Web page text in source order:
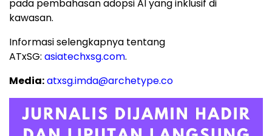
pada pembahasan adopsi AI yang inklusif di
kawasan.
Informasi selengkapnya tentang
ATxSG: asiatechxsg.com.
Media:atxsg.imda@archetype.co